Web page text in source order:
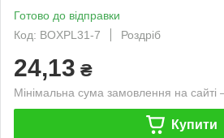
Готово до відправки
Код: BOXPL31-7
Роздріб
24,13 ₴
Мінімальна сума замовлення на
Купити